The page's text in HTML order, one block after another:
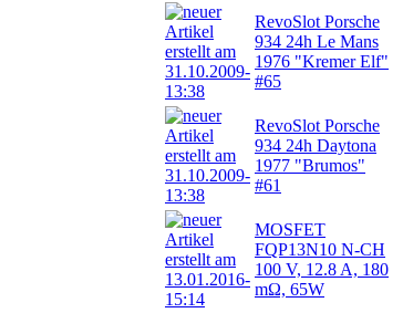
RevoSlot Porsche
934 24h Le Mans
1976 "Kremer Elf"
#65
RevoSlot Porsche
934 24h Daytona
1977 "Brumos"
#61
MOSFET
FQP13N10 N-CH
100 V, 12.8 A, 180
mΩ, 65W